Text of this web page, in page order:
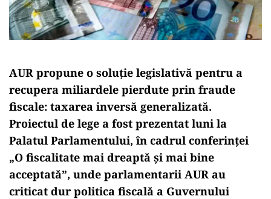
AUR propune o soluție legislativă pentru a
recupera miliardele pierdute prin fraude
fiscale: taxarea inversă generalizată.
Proiectul de lege a fost prezentat luni la
Palatul Parlamentului, în cadrul conferinței
„O fiscalitate mai dreaptă și mai bine
acceptată”, unde parlamentarii AUR au
criticat dur politica fiscală a Guvernului